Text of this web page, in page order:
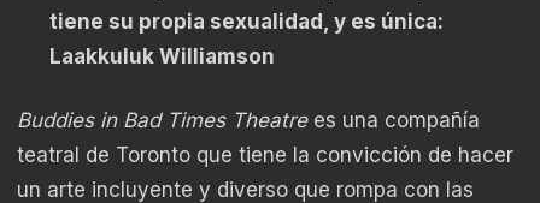
tiene su propia sexualidad, y es única:
Laakkuluk Williamson
Buddies in Bad Times Theatre es una compañía
teatral de Toronto que tiene la convicción de hacer
un arte incluyente y diverso que rompa con las